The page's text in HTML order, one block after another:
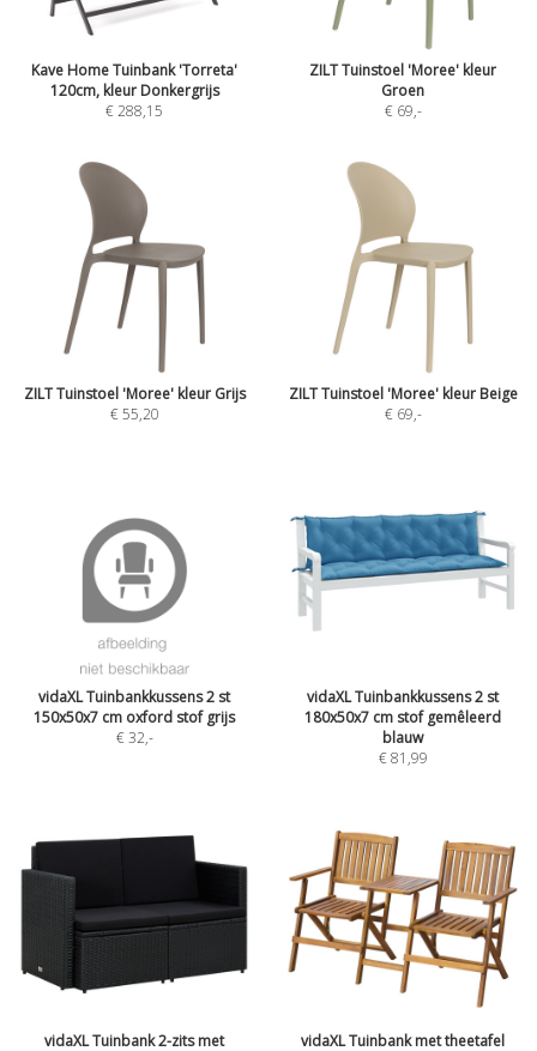
Kave Home Tuinbank 'Torreta'
120cm, kleur Donkergrijs
€ 288,15
ZILT Tuinstoel 'Moree' kleur
Groen
€ 69,-
ZILT Tuinstoel 'Moree' kleur Grijs
€ 55,20
ZILT Tuinstoel 'Moree' kleur Beige
€ 69,-
vidaXL Tuinbankkussens 2 st
150x50x7 cm oxford stof grijs
€ 32,-
vidaXL Tuinbankkussens 2 st
180x50x7 cm stof gemêleerd
blauw
€ 81,99
vidaXL Tuinbank 2-zits met
vidaXL Tuinbank met theetafel